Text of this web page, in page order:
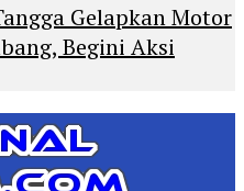
Gelapkan Motor
Begini Aksi